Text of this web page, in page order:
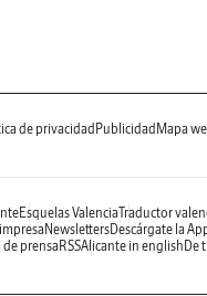
de privacidad Publicidad Mapa
Esquelas ValenciaTraductor
NewslettersDescárgate la
prensaRSSAlicante in english De